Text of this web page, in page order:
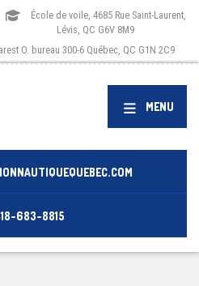
École de voile, 4685 Rue Saint-Laurent,
Lévis, QC G6V 8M9
O. bureau 300-6 Québec, QC G1N 2C9
MENU
683-8815